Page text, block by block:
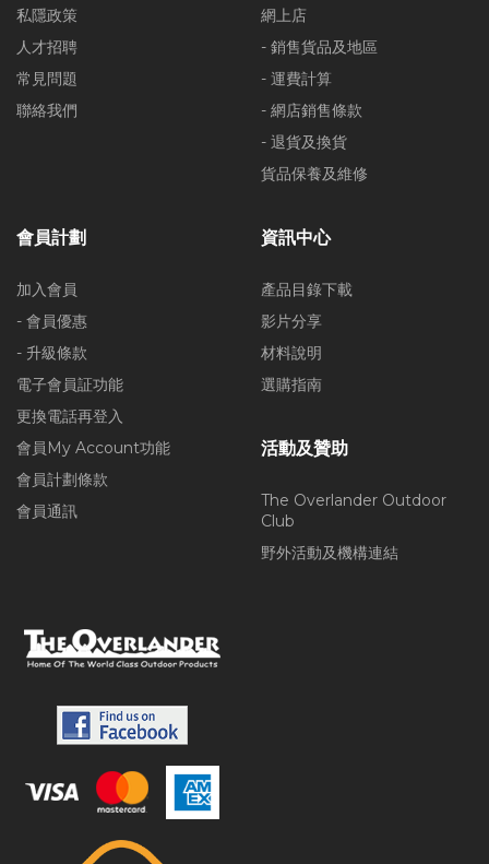
私隱政策
人才招聘
常見問題
聯絡我們
網上店
- 銷售貨品及地區
- 運費計算
- 網店銷售條款
- 退貨及換貨
貨品保養及維修
會員計劃
加入會員
- 會員優惠
- 升級條款
電子會員証功能
更換電話再登入
會員My Account功能
會員計劃條款
會員通訊
資訊中心
產品目錄下載
影片分享
材料說明
選購指南
活動及贊助
The Overlander Outdoor
Club
野外活動及機構連結